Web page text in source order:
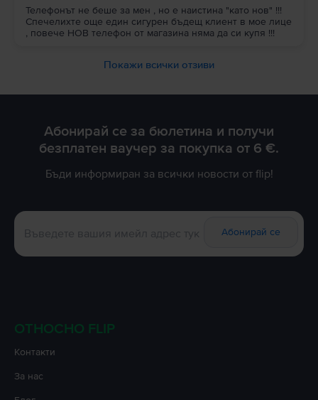
Телефонът не беше за мен , но е наистина "като нов" !!!
Спечелихте още един сигурен бъдещ клиент в мое лице
, повече НОВ телефон от магазина няма да си купя !!!
Покажи всички отзиви
Абонирай се за бюлетина и получи
безплатен ваучер за покупка от 6 €.
Бъди информиран за всички новости от flip!
Абонирай се
ОТНОСНО FLIP
Контакти
За нас